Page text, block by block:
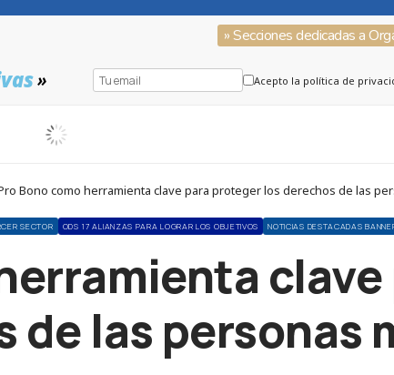
» Secciones dedicadas a
» Acepto la política de
Bono como herramienta clave para proteger los derechos de las
SECTOR ODS 17 ALIANZAS PARA LOGRAR LOS OBJETIVOS NOTICIAS DESTACADAS
de las personas